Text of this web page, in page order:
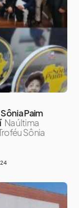
Paim
Na última
Sônia